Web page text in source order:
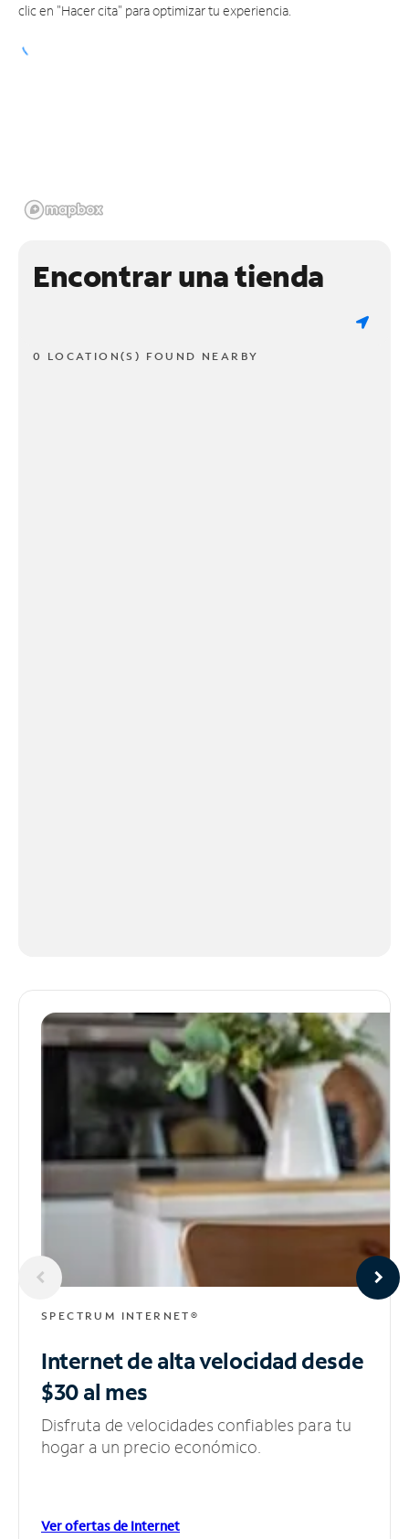
clic en "Hacer cita" para optimizar tu experiencia.
Encontrar una tienda
0 LOCATION(S) FOUND NEARBY
SPECTRUM INTERNET®
Internet de alta velocidaddesde
$30 al mes
Disfruta de velocidades confiables para tu
hogar a un precio económico.
Ver ofertas de Internet